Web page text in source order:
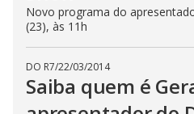
Novo programa do
(23), às 11h
DO R7/22/03/2014
Saiba quem é